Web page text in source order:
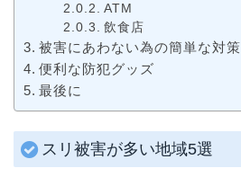
ATM
飲食店
被害にあわない為の簡単な対策
便利な防犯グッズ
最後に
スリ被害が多い地域5選